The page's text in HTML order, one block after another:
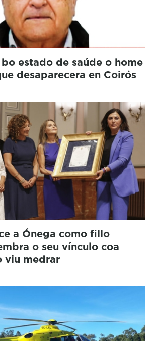
estado de saúde o home
desaparecera en Coirós
a Ónega como fillo
o seu vínculo coa
viu medrar